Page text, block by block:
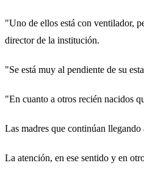
"Uno de ellos está con ventilador,
director de la institución.
"Se está muy al pendiente de su
"En cuanto a otros recién nacidos
Las madres que continúan
La atención, en ese sentido y en